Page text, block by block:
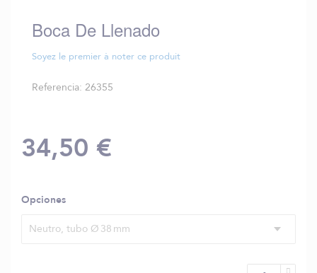
comienzo
de
la
galería
imágenes
Boca De Llenado
Soyez le premier à noter ce produit
Referencia 26355
34,50 €
Opciones
Neutro, tubo Ø 38 mm